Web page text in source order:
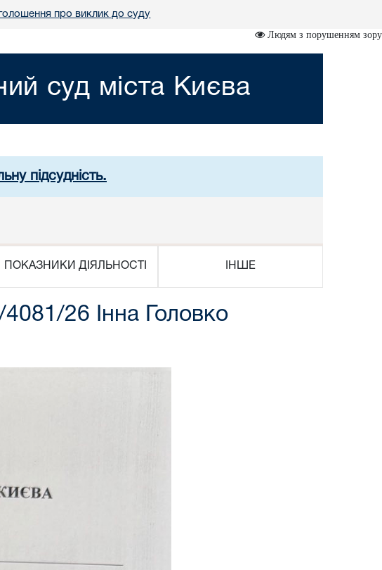
про виклик до суду
Людям з порушенням зору
суд міста Києва
підсудність.
ПОКАЗНИКИ ДІЯЛЬНОСТІ ІНШЕ
26 Інна Головко